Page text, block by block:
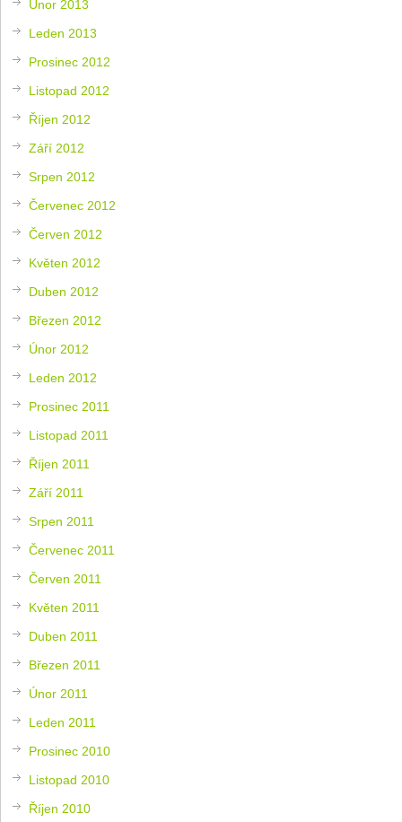
Únor 2013
Leden 2013
Prosinec 2012
Listopad 2012
Říjen 2012
Září 2012
Srpen 2012
Červenec 2012
Červen 2012
Květen 2012
Duben 2012
Březen 2012
Únor 2012
Leden 2012
Prosinec 2011
Listopad 2011
Říjen 2011
Září 2011
Srpen 2011
Červenec 2011
Červen 2011
Květen 2011
Duben 2011
Březen 2011
Únor 2011
Leden 2011
Prosinec 2010
Listopad 2010
Říjen 2010